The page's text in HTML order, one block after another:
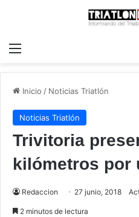
Inicio / Noticias Triatlón
Noticias Triatlón
Trivitoria
kilómetros por
Redaccion 27 junio, 2018
2 minutos de lectura